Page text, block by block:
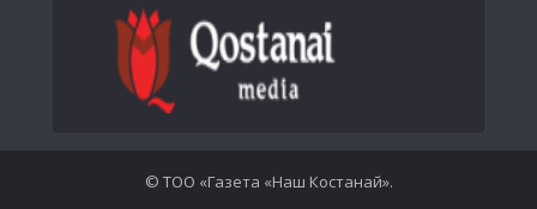
© ТОО «Газета «Наш Костанай».